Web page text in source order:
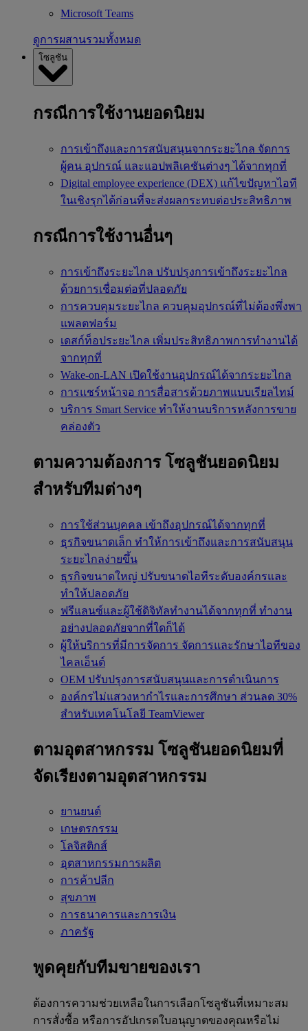
Microsoft Teams
ดูการผสานรวมทั้งหมด
โซลูชัน
กรณีการใช้งานยอดนิยม
การเข้าถึงและการสนับสนุนจากระยะไกล จัดการ
ผู้คน อุปกรณ์ และแอปพลิเคชันต่างๆ ได้จากทุกที่
Digital employee experience (DEX) แก้ไขปัญหาไอที
ในเชิงรุกได้ก่อนที่จะส่งผลกระทบต่อประสิทธิภาพ
กรณีการใช้งานอื่นๆ
การเข้าถึงระยะไกล ปรับปรุงการเข้าถึงระยะไกล
ด้วยการเชื่อมต่อที่ปลอดภัย
การควบคุมระยะไกล ควบคุมอุปกรณ์ที่ไม่ต้องพึ่งพา
แพลตฟอร์ม
เดสก์ท็อประยะไกล เพิ่มประสิทธิภาพการทำงานได้
จากทุกที่
Wake-on-LAN เปิดใช้งานอุปกรณ์ได้จากระยะไกล
การแชร์หน้าจอ การสื่อสารด้วยภาพแบบเรียลไทม์
บริการ Smart Service ทำให้งานบริการหลังการขาย
คล่องตัว
ตามความต้องการ โซลูชันยอดนิยม
สำหรับทีมต่างๆ
การใช้ส่วนบุคคล เข้าถึงอุปกรณ์ได้จากทุกที่
ธุรกิจขนาดเล็ก ทำให้การเข้าถึงและการสนับสนุน
ระยะไกลง่ายขึ้น
ธุรกิจขนาดใหญ่ ปรับขนาดไอทีระดับองค์กรและ
ทำให้ปลอดภัย
ฟรีแลนซ์และผู้ใช้ดิจิทัลทำงานได้จากทุกที่ ทำงาน
อย่างปลอดภัยจากที่ใดก็ได้
ผู้ให้บริการที่มีการจัดการ จัดการและรักษาไอทีของ
ไคลเอ็นต์
OEM ปรับปรุงการสนับสนุนและการดำเนินการ
องค์กรไม่แสวงหากำไรและการศึกษา ส่วนลด 30%
สำหรับเทคโนโลยี TeamViewer
ตามอุตสาหกรรม โซลูชันยอดนิยมที่
จัดเรียงตามอุตสาหกรรม
ยานยนต์
เกษตรกรรม
โลจิสติกส์
อุตสาหกรรมการผลิต
การค้าปลีก
สุขภาพ
การธนาคารและการเงิน
ภาครัฐ
พูดคุยกับทีมขายของเรา
ต้องการความช่วยเหลือในการเลือกโซลูชันที่เหมาะสม
การสั่งซื้อ หรือการอัปเกรดใบอนุญาตของคุณหรือไม่